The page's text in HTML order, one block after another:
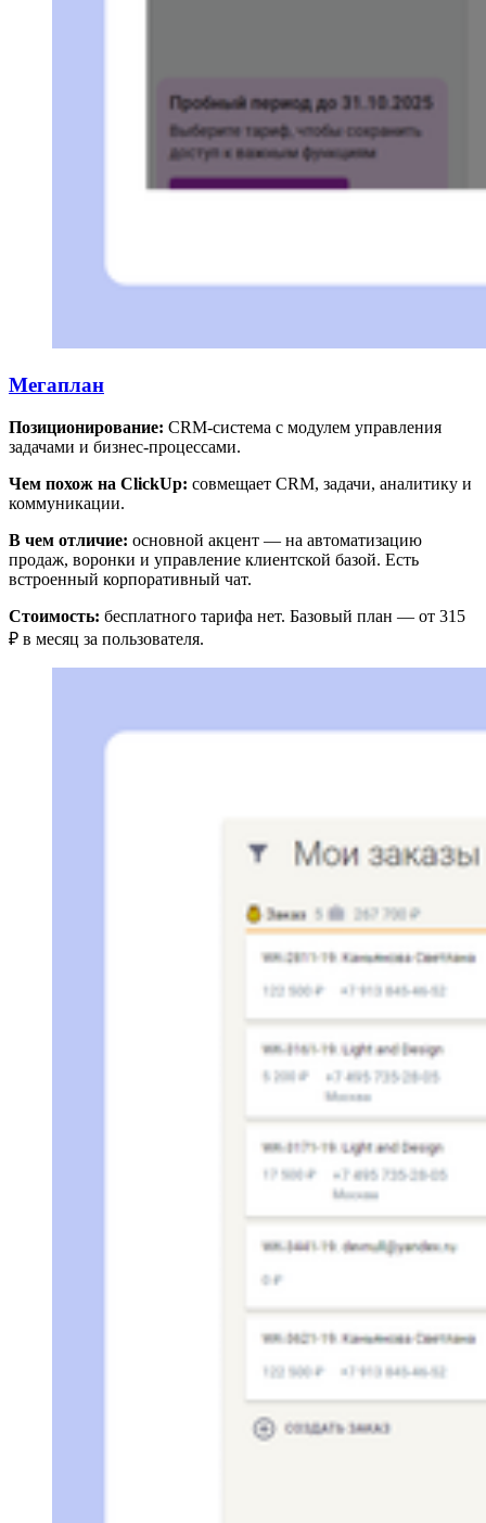
Мегаплан
Позиционирование: CRM-система с модулем управления
задачами и бизнес-процессами.
Чем похож на ClickUp: совмещает CRM, задачи, аналитику и
коммуникации.
В чем отличие: основной акцент — на автоматизацию
продаж, воронки и управление клиентской базой. Есть
встроенный корпоративный чат.
Стоимость: бесплатного тарифа нет. Базовый план — от 315
₽ в месяц за пользователя.